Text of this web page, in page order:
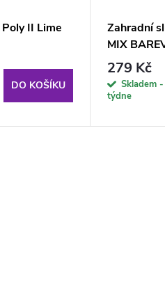
II Lime
DO KOŠÍKU
Zahradní
MIX
279 Kč
Skladem
týdne